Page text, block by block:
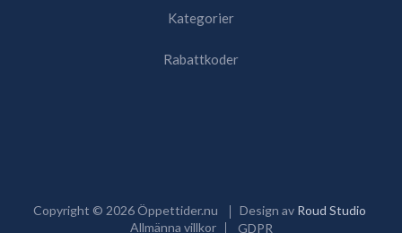
Kategorier
Rabattkoder
Copyright © 2026Öppettider.nu Design av Roud Studio
Allmänna villkor
GDPR